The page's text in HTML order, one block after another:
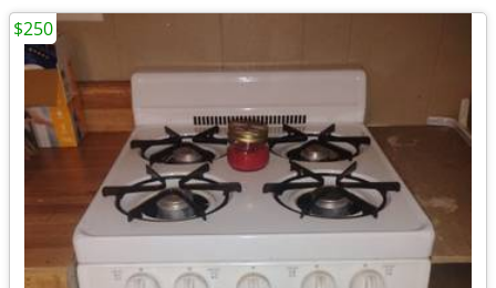
$250